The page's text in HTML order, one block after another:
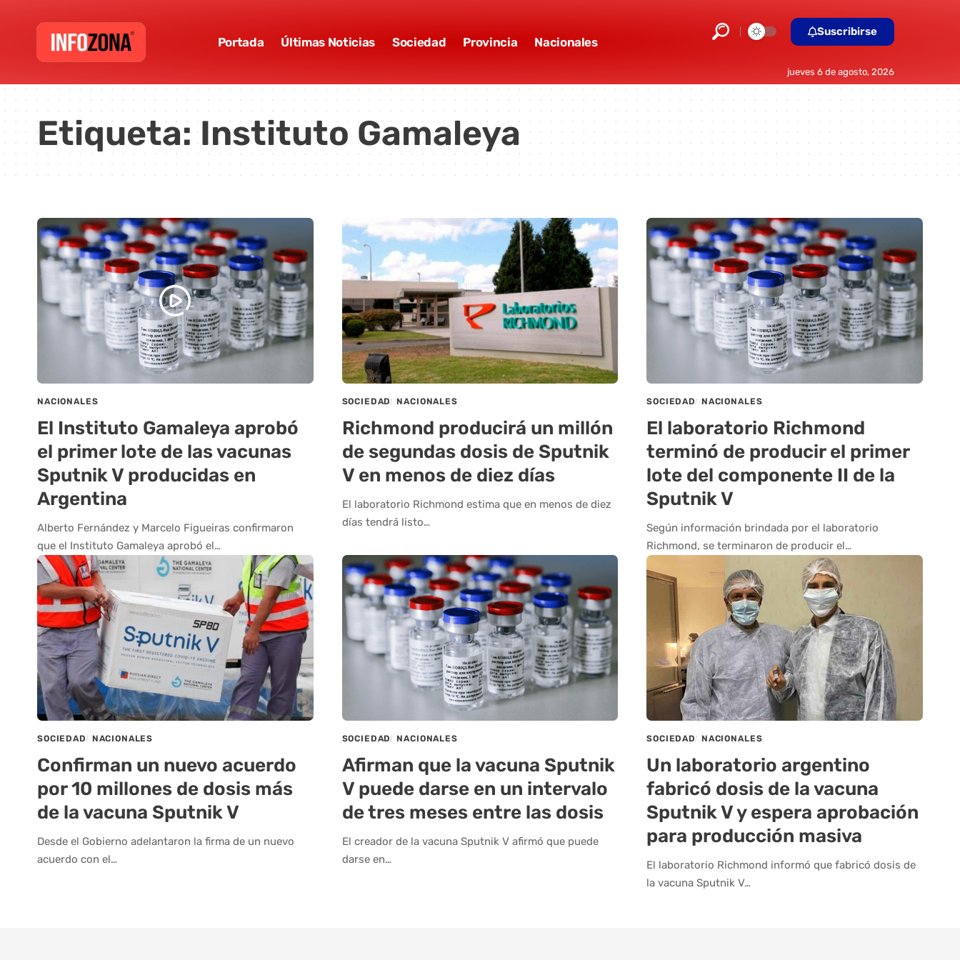
Portada Últimas Noticias Sociedad Provincia Nacionales
Suscribirse
jueves 6 de agosto, 2026
Etiqueta:Instituto Gamaleya
NACIONALES
El Instituto Gamaleya aprobó
el primer lote de las vacunas
Sputnik V producidas en
Argentina
Alberto Fernández y Marcelo Figueiras confirmaron
que el Instituto Gamaleya aprobó el…
SOCIEDAD NACIONALES
Richmond producirá un millón
de segundas dosis de Sputnik
V en menos de diez días
El laboratorio Richmond estima que en menos de diez
días tendrá listo…
SOCIEDAD NACIONALES
El laboratorio Richmond
terminó de producir el primer
lote del componente II de la
Sputnik V
Según información brindada por el laboratorio
Richmond, se terminaron de producir el…
SOCIEDAD NACIONALES
Confirman un nuevo acuerdo
por 10 millones de dosis más
de la vacuna Sputnik V
Desde el Gobierno adelantaron la firma de un nuevo
acuerdo con el…
SOCIEDAD NACIONALES
Afirman que la vacuna Sputnik
V puede darse en un intervalo
de tres meses entre las dosis
El creador de la vacuna Sputnik V afirmó que puede
darse en…
SOCIEDAD NACIONALES
Un laboratorio argentino
fabricó dosis de la vacuna
Sputnik V y espera aprobación
para producción masiva
El laboratorio Richmond informó que fabricó dosis de
la vacuna Sputnik V…